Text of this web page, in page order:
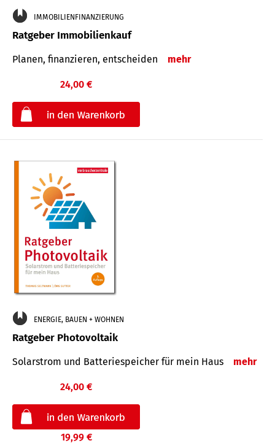
IMMOBILIENFINANZIERUNG
Ratgeber Immobilienkauf
Planen, finanzieren, entscheiden mehr
24,00 €
ENERGIE, BAUEN + WOHNEN
Ratgeber Photovoltaik
Solarstrom und Batteriespeicher für mein Haus mehr
24,00 €
19,99 €